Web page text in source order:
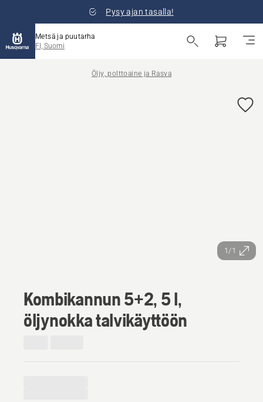
Pysy ajan tasalla!
Metsä ja puutarha
FI, Suomi
Öljy, polttoaine ja Rasva
1/1
Kombikannun 5+2, 5 l,
öljynokka talvikäyttöön